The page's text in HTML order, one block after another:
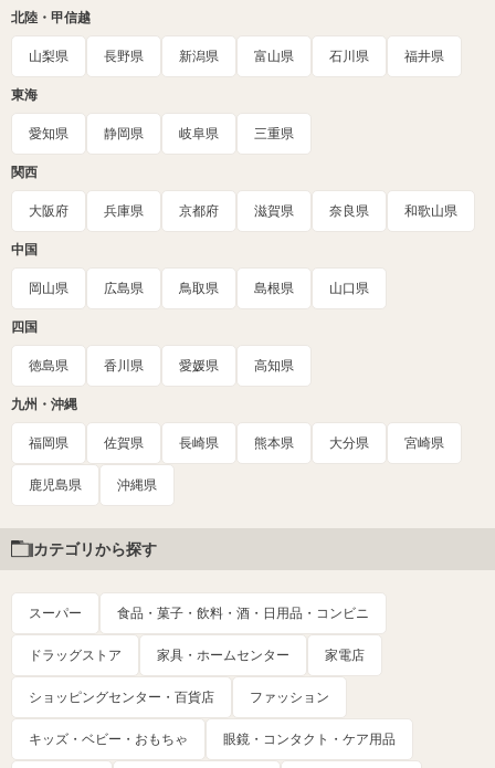
北陸・甲信越
山梨県 長野県 新潟県 富山県 石川県 福井県
東海
愛知県 静岡県 岐阜県 三重県
関西
大阪府 兵庫県 京都府 滋賀県 奈良県 和歌山県
中国
岡山県 広島県 鳥取県 島根県 山口県
四国
徳島県 香川県 愛媛県 高知県
九州・沖縄
福岡県 佐賀県 長崎県 熊本県 大分県 宮崎県
鹿児島県 沖縄県
カテゴリから探す
スーパー 食品・菓子・飲料・酒・日用品・コンビニ
ドラッグストア 家具・ホームセンター 家電店
ショッピングセンター・百貨店 ファッション
キッズ・ベビー・おもちゃ 眼鏡・コンタクト・ケア用品